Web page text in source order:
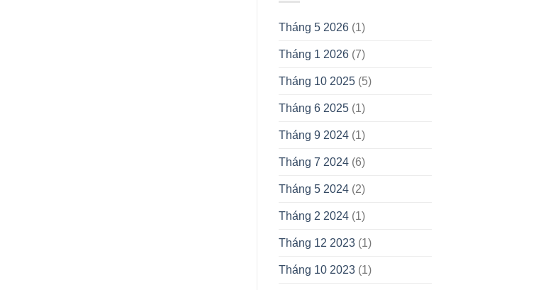
Tháng 5 2026(1)
Tháng 1 2026(7)
Tháng 10 2025(5)
Tháng 6 2025(1)
Tháng 9 2024(1)
Tháng 7 2024(6)
Tháng 5 2024(2)
Tháng 2 2024(1)
Tháng 12 2023(1)
Tháng 10 2023(1)